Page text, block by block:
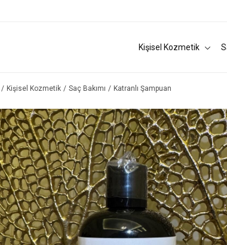
Kişisel Kozmetik
Kişisel Kozmetik Saç Bakımı Katranlı Şampuan